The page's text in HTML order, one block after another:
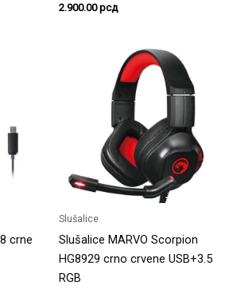
2.900.00рсд
crne
Slušalice
Slušalice MARVO Scorpion
HG8929 crno crvene USB+3.5
RGB